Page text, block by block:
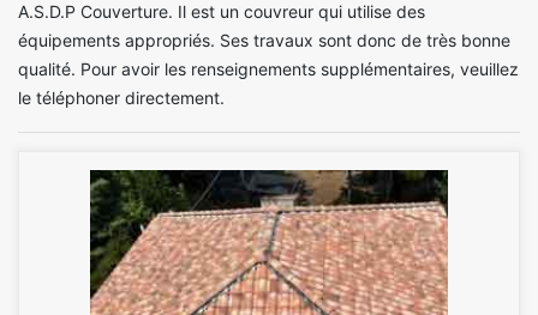
A.S.D.P Couverture. Il est un couvreur qui utilise des
équipements appropriés. Ses travaux sont donc de très bonne
qualité. Pour avoir les renseignements supplémentaires, veuillez
le téléphoner directement.